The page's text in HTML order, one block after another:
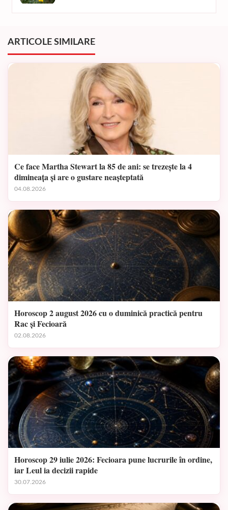
ARTICOLE SIMILARE
Ce face Martha Stewart la 85 de ani: se trezește la 4
dimineața și are o gustare neașteptată
04.08.2026
Horoscop 2 august 2026 cu o duminică practică pentru
Rac și Fecioară
02.08.2026
Horoscop 29 iulie 2026: Fecioara pune lucrurile în ordine,
iar Leul ia decizii rapide
30.07.2026